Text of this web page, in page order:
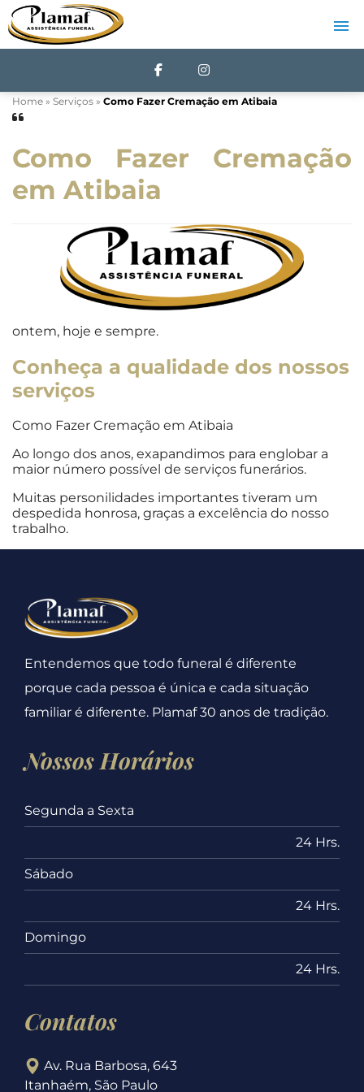
Home » Serviços » Como Fazer Cremação em Atibaia
Como Fazer Cremação
em Atibaia
ontem, hoje e sempre.
Conheça a qualidade dos nossos
serviços
Como Fazer Cremação em Atibaia
Ao longo dos anos, exapandimos para englobar a
maior número possível de serviços funerários.
Muitas personilidades importantes tiveram um
despedida honrosa, graças a excelência do nosso
trabalho.
Entendemos que todo funeral é diferente
porque cada pessoa é única e cada situação
familiar é diferente. Plamaf 30 anos de tradição.
Nossos Horários
Segunda a Sexta
24 Hrs.
Sábado
24 Hrs.
Domingo
24 Hrs.
Contatos
Av. Rua Barbosa, 643
Itanhaém, São Paulo